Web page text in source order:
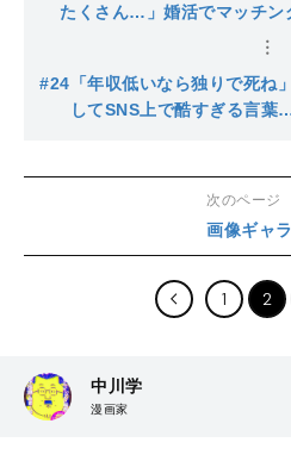
たくさん…」婚活でマッチン
がなぜかモテまくり!? その
#24 「年収低いなら独りで死ね
してSNS上で酷すぎる言
次のページ
画像ギャ
1 2
中川学
漫画家